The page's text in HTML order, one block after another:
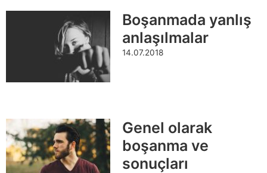
Boşanmada yanlış
anlaşılmalar
14.07.2018
Genel olarak
boşanma ve
sonuçları